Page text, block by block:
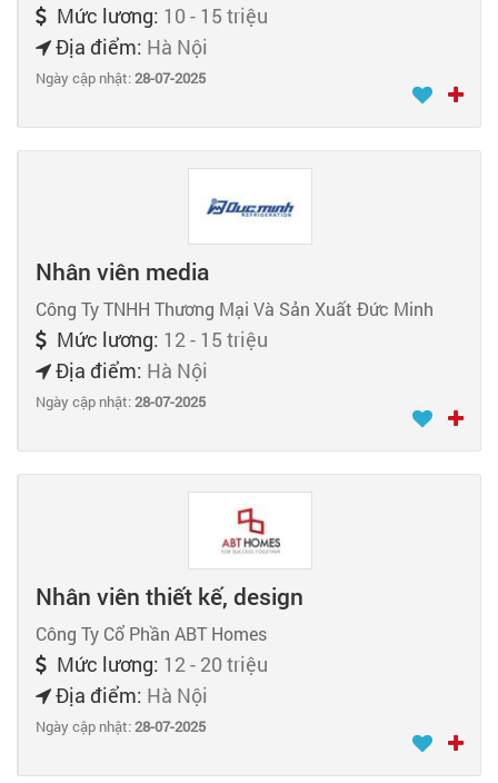
Mức lương: 10 - 15 triệu
Địa điểm: Hà Nội
Ngày cập nhật:28-07-2025
Nhân viên media
Công Ty TNHH Thương Mại Và Sản Xuất Đức Minh
Mức lương: 12 - 15 triệu
Địa điểm: Hà Nội
Ngày cập nhật:28-07-2025
Nhân viên thiết kế, design
Công Ty Cổ Phần ABT Homes
Mức lương: 12 - 20 triệu
Địa điểm: Hà Nội
Ngày cập nhật:28-07-2025